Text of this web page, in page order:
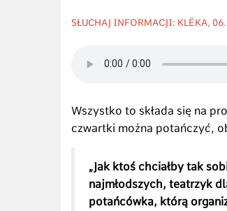
SŁUCHAJ INFORMACJI: KLËKA,
Wszystko to składa się na
czwartki można potańczyć,
„Jak ktoś chciałby tak
najmłodszych, teatrzyk
potańcówka, którą